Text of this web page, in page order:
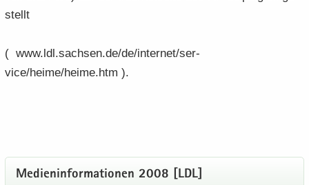
stellt
( www.ldl.sach­sen.de/de/in­ter­net/ser­
vice/heime/heime.htm ).
Me­di­en­in­for­ma­tio­nen 2008 [LDL]